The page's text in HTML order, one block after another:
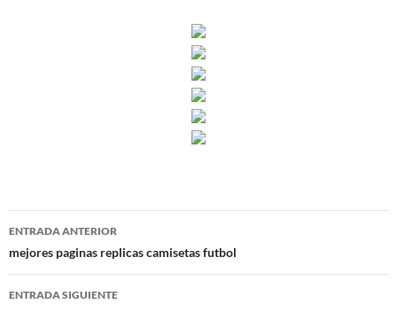
Navegación
de
entradas
ENTRADA ANTERIOR
mejores paginas replicas camisetas futbol
ENTRADA SIGUIENTE